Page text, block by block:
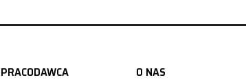
PRACODAWCA O NAS